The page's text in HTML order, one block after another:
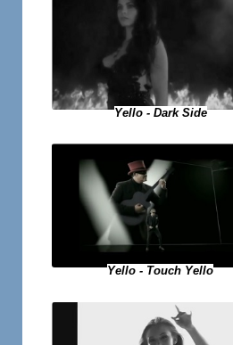
Yello - Dark Side
Yello - Touch Yello